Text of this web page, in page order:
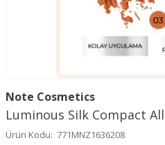
Note Cosmetics
Luminous Silk Compact
Ürün Kodu: 771MNZ1636208